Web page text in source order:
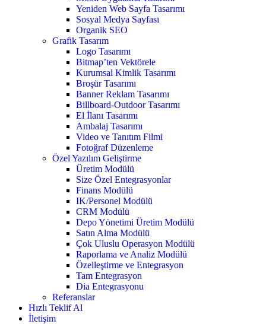
Yeniden Web Sayfa Tasarımı
Sosyal Medya Sayfası
Organik SEO
Grafik Tasarım
Logo Tasarımı
Bitmap’ten Vektörele
Kurumsal Kimlik Tasarımı
Broşür Tasarımı
Banner Reklam Tasarımı
Billboard-Outdoor Tasarımı
El İlanı Tasarımı
Ambalaj Tasarımı
Video ve Tanıtım Filmi
Fotoğraf Düzenleme
Özel Yazılım Geliştirme
Üretim Modülü
Size Özel Entegrasyonlar
Finans Modülü
IK/Personel Modülü
CRM Modülü
Depo Yönetimi Üretim Modülü
Satın Alma Modülü
Çok Uluslu Operasyon Modülü
Raporlama ve Analiz Modülü
Özelleştirme ve Entegrasyon
Tam Entegrasyon
Dia Entegrasyonu
Referanslar
Hızlı Teklif Al
İletişim